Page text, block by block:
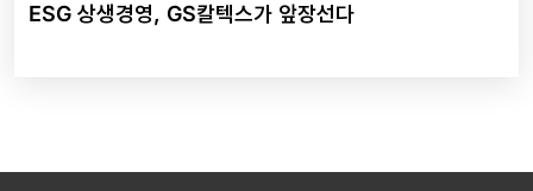
ESG 상생경영, GS칼텍스가 앞장선다